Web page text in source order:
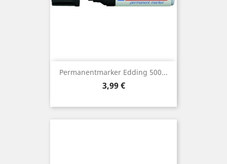
Permanentmarker Edding 500...
Preis
3,99 €